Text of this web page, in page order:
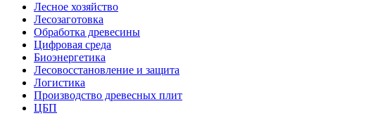
Лесное хозяйство
Лесозаготовка
Обработка древесины
Цифровая среда
Биоэнергетика
Лесовосстановление и защита
Логистика
Производство древесных плит
ЦБП